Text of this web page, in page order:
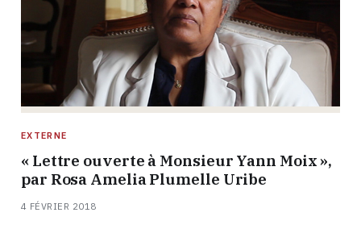
EXTERNE
« Lettre ouverte à Monsieur Yann Moix »,
par Rosa Amelia Plumelle Uribe
4 FÉVRIER 2018